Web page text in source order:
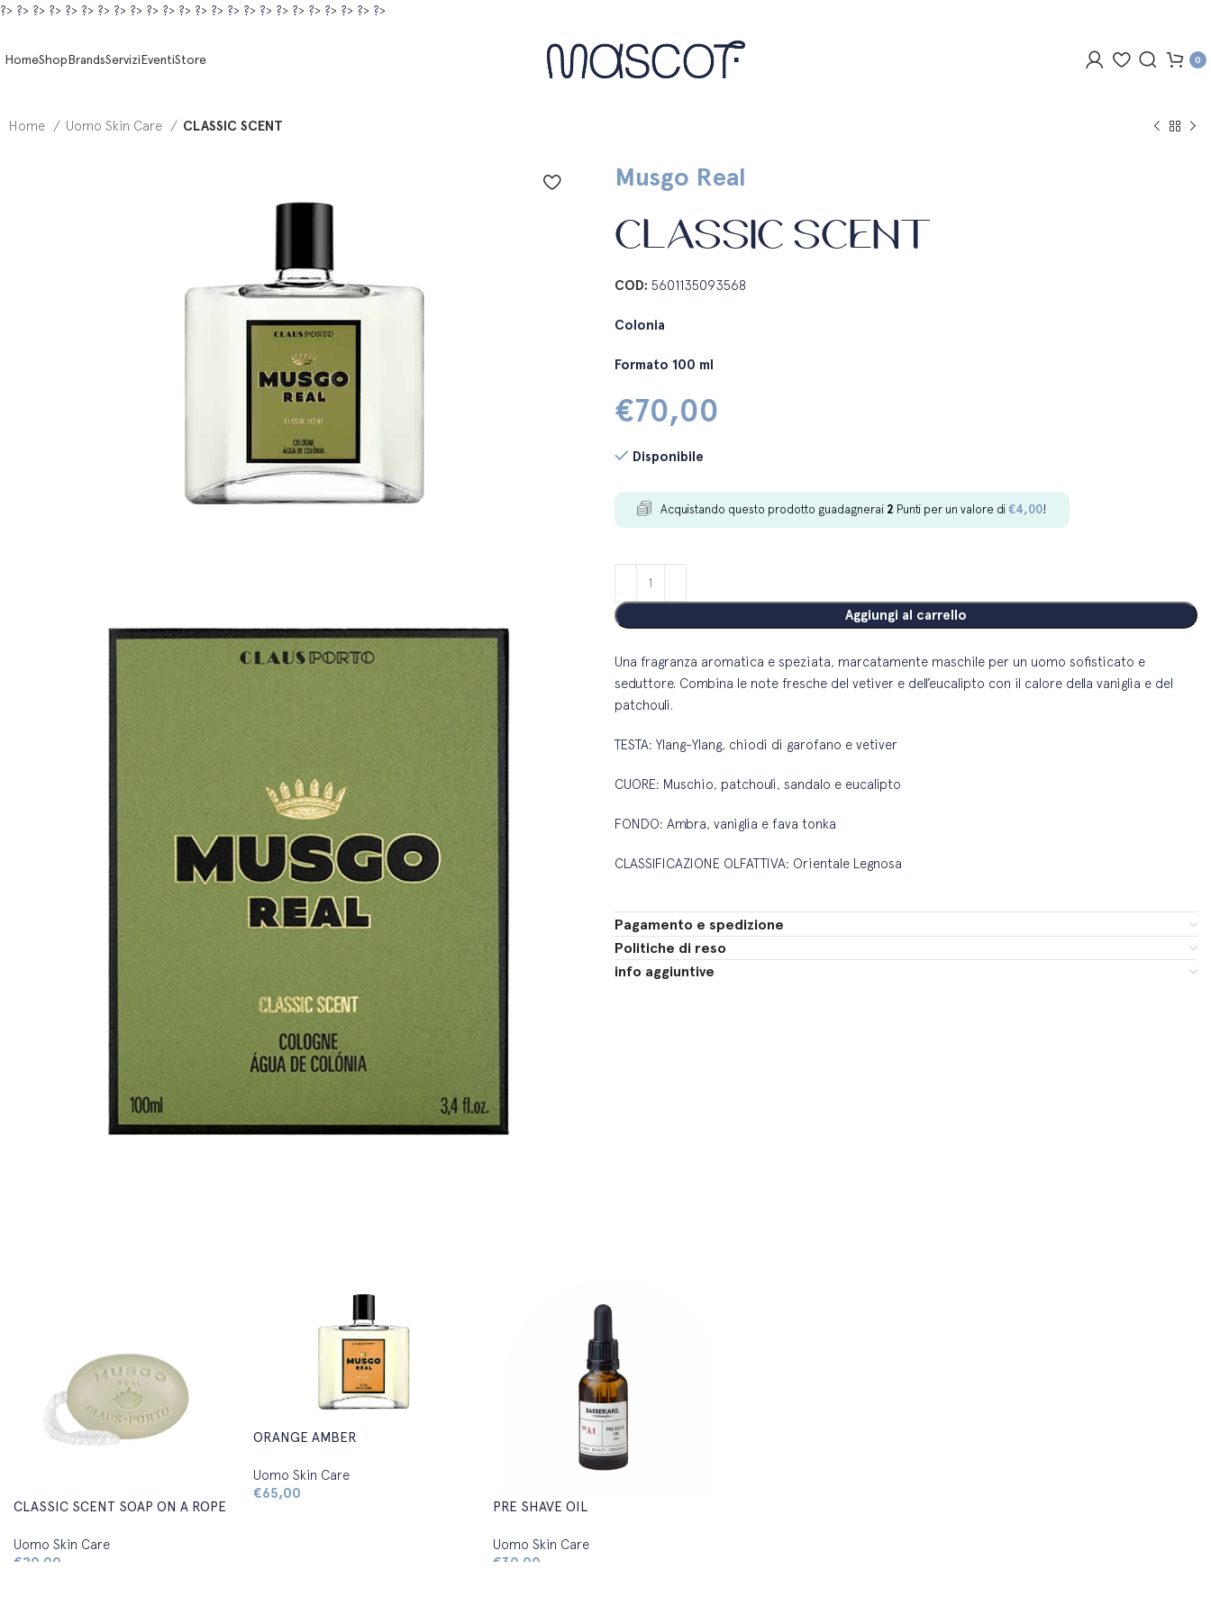
?> ?> ?> ?> ?> ?> ?> ?> ?> ?> ?> ?> ?> ?> ?> ?> ?> ?> ?> ?> ?> ?> ?> ?>
HomeShopBrandsServiziEventiStore 0
Home Uomo Skin Care CLASSIC SCENT
Musgo Real
CLASSIC SCENT
COD: 5601135093568
Colonia
Formato 100 ml
€70,00
Disponibile
Acquistando questo prodotto guadagnerai 2 Punti per un valore di €4,00!
Aggiungi al carrello
Una fragranza aromatica e speziata, marcatamente maschile per un uomo sofisticato e
seduttore. Combina le note fresche del vetiver e dell’eucalipto con il calore della vaniglia e del
patchouli.
TESTA: Ylang-Ylang, chiodi di garofano e vetiver
CUORE: Muschio, patchouli, sandalo e eucalipto
FONDO: Ambra, vaniglia e fava tonka
CLASSIFICAZIONE OLFATTIVA: Orientale Legnosa
Pagamento e spedizione
Politiche di reso
info aggiuntive
CLASSIC SCENT SOAP ON A ROPE
Uomo Skin Care
€20,00
ORANGE AMBER
Uomo Skin Care
€65,00
PRE SHAVE OIL
Uomo Skin Care
€30,00